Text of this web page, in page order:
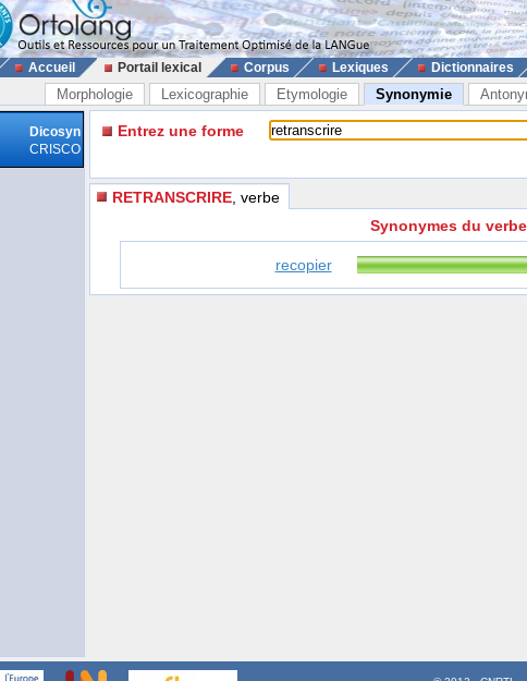
Accueil Portail lexical Corpus Lexiques Dictionnaires
Morphologie Lexicographie Etymologie Synonymie
Dicosyn
CRISCO
Entrez une forme
RETRANSCRIRE , verbe
Synonymes du
recopier